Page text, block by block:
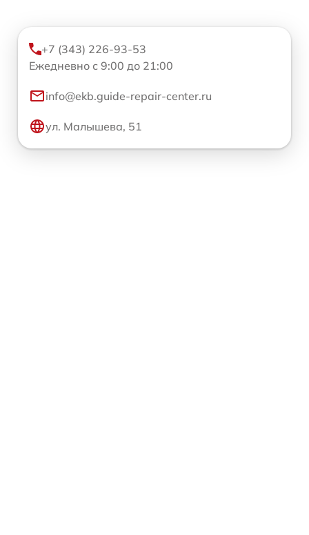
+7 (343) 226-93-53
Ежедневно с 9:00 до 21:00
info@ekb.guide-repair-center.ru
ул. Малышева, 51